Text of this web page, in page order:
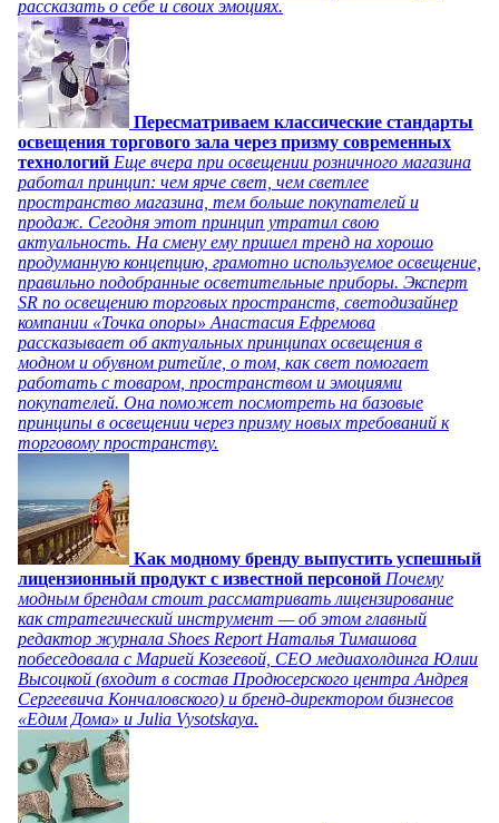
рассказать о себе и своих эмоциях.
Пересматриваем классические стандарты
освещения торгового зала через призму современных
технологий Еще вчера при освещении розничного магазина
работал принцип: чем ярче свет, чем светлее
пространство магазина, тем больше покупателей и
продаж. Сегодня этот принцип утратил свою
актуальность. На смену ему пришел тренд на хорошо
продуманную концепцию, грамотно используемое освещение,
правильно подобранные осветительные приборы. Эксперт
SR по освещению торговых пространств, светодизайнер
компании «Точка опоры» Анастасия Ефремова
рассказывает об актуальных принципах освещения в
модном и обувном ритейле, о том, как свет помогает
работать с товаром, пространством и эмоциями
покупателей. Она поможет посмотреть на базовые
принципы в освещении через призму новых требований к
торговому пространству.
Как модному бренду выпустить успешный
лицензионный продукт с известной персоной Почему
модным брендам стоит рассматривать лицензирование
как стратегический инструмент — об этом главный
редактор журнала Shoes Report Наталья Тимашова
побеседовала с Марией Козеевой, СЕО медиахолдинга Юлии
Высоцкой (входит в состав Продюсерского центра Андрея
Сергеевича Кончаловского) и бренд-директором бизнесов
«Едим Дома» и Julia Vysotskaya.